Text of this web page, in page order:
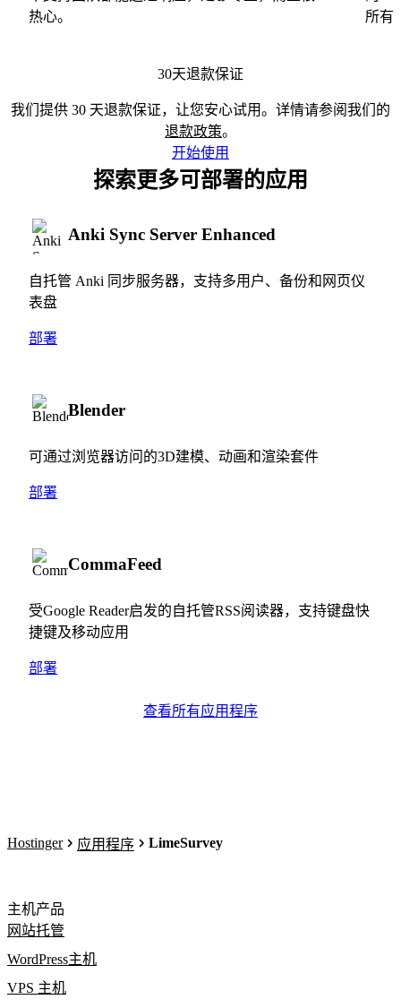
热心。
所有
30天退款保证
我们提供 30 天退款保证，让您安心试用。详情请参阅我们的
退款政策。
开始使用
探索更多可部署的应用
Anki Sync Server Enhanced
自托管 Anki 同步服务器，支持多用户、备份和网页仪
表盘
部署
Blender
可通过浏览器访问的3D建模、动画和渲染套件
部署
CommaFeed
受Google Reader启发的自托管RSS阅读器，支持键盘快
捷键及移动应用
部署
查看所有应用程序
Hostinger 应用程序 LimeSurvey
主机产品
网站托管
WordPress主机
VPS 主机